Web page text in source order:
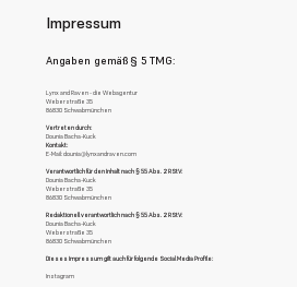
Impressum
Angaben gemäß § 5 TMG:
Lynx and Raven - die Webagentur
Weberstraße 35
86830 Schwabmünchen
Vertreten durch:
Dounia Bacha-Kuck
Kontakt:
E-Mail: dounia@lynxandraven.com
Verantwortlich für den Inhalt nach § 55 Abs. 2 RStV:
Dounia Bacha-Kuck
Weberstraße 35
86830 Schwabmünchen
Redaktionell verantwortlich nach § 55 Abs. 2 RStV:
Dounia Bacha-Kuck
Weberstraße 35
86830 Schwabmünchen
Dieses Impressum gilt auch für folgende Social Media Profile:
Instagram